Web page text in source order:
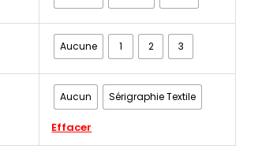
Aucune 1 2 3
Aucun Sérigraphie Textile
Effacer